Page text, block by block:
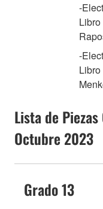
-
-
Lista de
Octubre 2023
Grado 13